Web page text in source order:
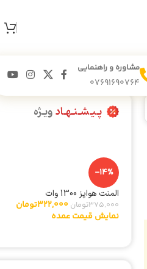
مشاوره و راهنمایی
07691690764
پـیـشـنـهـادویـژه
-14%
المنت هواپز 1300 وات
375,000تومان 322,000تومان
نمایش قیمت عمده